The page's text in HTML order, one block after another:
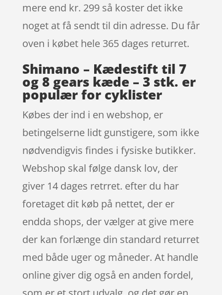
mere end kr. 299 så koster det ikke
noget at få sendt til din adresse. Du får
oven i købet hele 365 dages returret.
Shimano – Kædestift til 7
og 8 gears kæde – 3 stk. er
populær for cyklister
Købes der ind i en webshop, er
betingelserne lidt gunstigere, som ikke
nødvendigvis findes i fysiske butikker.
Webshop skal følge dansk lov, der
giver 14 dages retrret. efter du har
foretaget dit køb på nettet, der er
endda shops, der vælger at give mere
der kan forlænge din standard returret
med både uger og måneder. At handle
online giver dig også en anden fordel,